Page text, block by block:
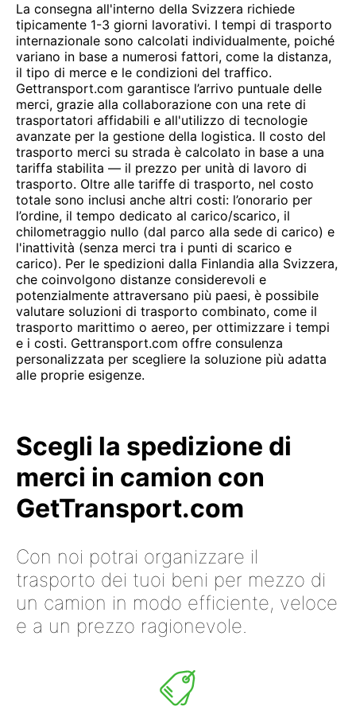
La consegna all'interno della Svizzera richiede
tipicamente 1-3 giorni lavorativi. I tempi di trasporto
internazionale sono calcolati individualmente, poiché
variano in base a numerosi fattori, come la distanza,
il tipo di merce e le condizioni del traffico.
Gettransport.com garantisce l’arrivo puntuale delle
merci, grazie alla collaborazione con una rete di
trasportatori affidabili e all'utilizzo di tecnologie
avanzate per la gestione della logistica. Il costo del
trasporto merci su strada è calcolato in base a una
tariffa stabilita — il prezzo per unità di lavoro di
trasporto. Oltre alle tariffe di trasporto, nel costo
totale sono inclusi anche altri costi: l’onorario per
l’ordine, il tempo dedicato al carico/scarico, il
chilometraggio nullo (dal parco alla sede di carico) e
l'inattività (senza merci tra i punti di scarico e
carico). Per le spedizioni dalla Finlandia alla Svizzera,
che coinvolgono distanze considerevoli e
potenzialmente attraversano più paesi, è possibile
valutare soluzioni di trasporto combinato, come il
trasporto marittimo o aereo, per ottimizzare i tempi
e i costi. Gettransport.com offre consulenza
personalizzata per scegliere la soluzione più adatta
alle proprie esigenze.
Scegli la spedizione di
merci in camion con
GetTransport.com
Con noi potrai organizzare il
trasporto dei tuoi beni per mezzo di
un camion in modo efficiente, veloce
e a un prezzo ragionevole.